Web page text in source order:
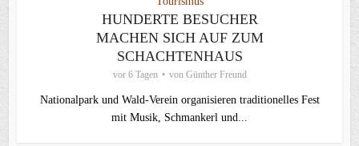
HUNDERTE BESUCHER
MACHEN SICH AUF ZUM
SCHACHTENHAUS
vor 6 Tagen von Günther Freund
Nationalpark und Wald-Verein organisieren traditionelles Fest
mit Musik, Schmankerl und...